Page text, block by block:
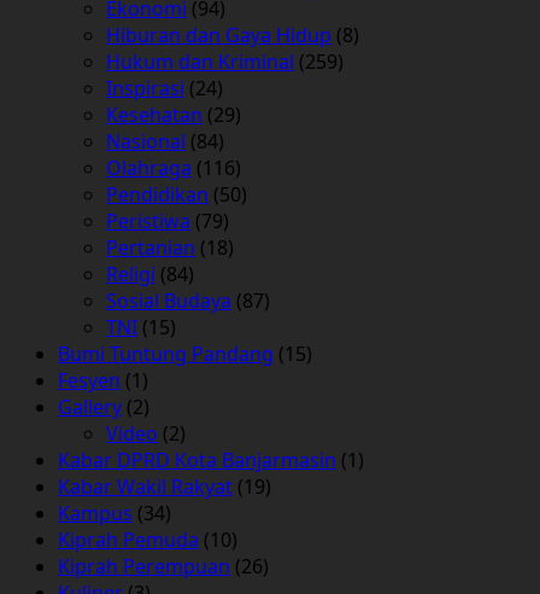
Ekonomi (94)
Hiburan dan Gaya Hidup (8)
Hukum dan Kriminal (259)
Inspirasi (24)
Kesehatan (29)
Nasional (84)
Olahraga (116)
Pendidikan (50)
Peristiwa (79)
Pertanian (18)
Religi (84)
Sosial Budaya (87)
TNI (15)
Bumi Tuntung Pandang (15)
Fesyen (1)
Gallery (2)
Video (2)
Kabar DPRD Kota Banjarmasin (1)
Kabar Wakil Rakyat (19)
Kampus (34)
Kiprah Pemuda (10)
Kiprah Perempuan (26)